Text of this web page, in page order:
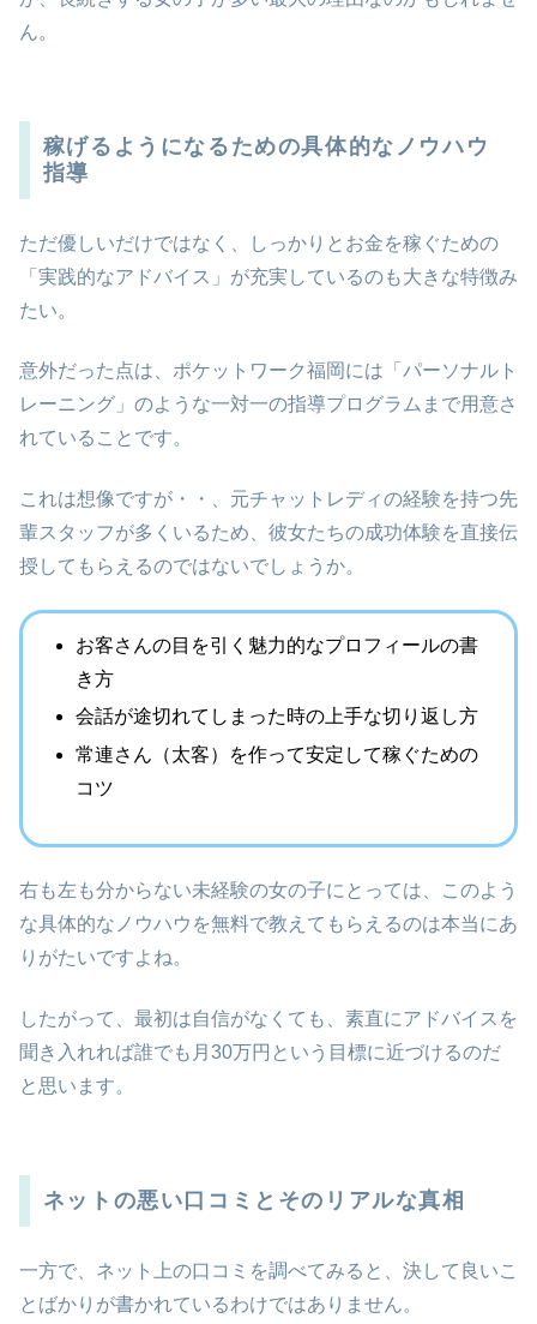
ん。
稼げるようになるための具体的なノウハウ
指導
ただ優しいだけではなく、しっかりとお金を稼ぐための
「実践的なアドバイス」が充実しているのも大きな特徴み
たい。
意外だった点は、ポケットワーク福岡には「パーソナルト
レーニング」のような一対一の指導プログラムまで用意さ
れていることです。
これは想像ですが・・、元チャットレディの経験を持つ先
輩スタッフが多くいるため、彼女たちの成功体験を直接伝
授してもらえるのではないでしょうか。
お客さんの目を引く魅力的なプロフィールの書
き方
会話が途切れてしまった時の上手な切り返し方
常連さん（太客）を作って安定して稼ぐための
コツ
右も左も分からない未経験の女の子にとっては、このよう
な具体的なノウハウを無料で教えてもらえるのは本当にあ
りがたいですよね。
したがって、最初は自信がなくても、素直にアドバイスを
聞き入れれば誰でも月30万円という目標に近づけるのだ
と思います。
ネットの悪い口コミとそのリアルな真相
一方で、ネット上の口コミを調べてみると、決して良いこ
とばかりが書かれているわけではありません。